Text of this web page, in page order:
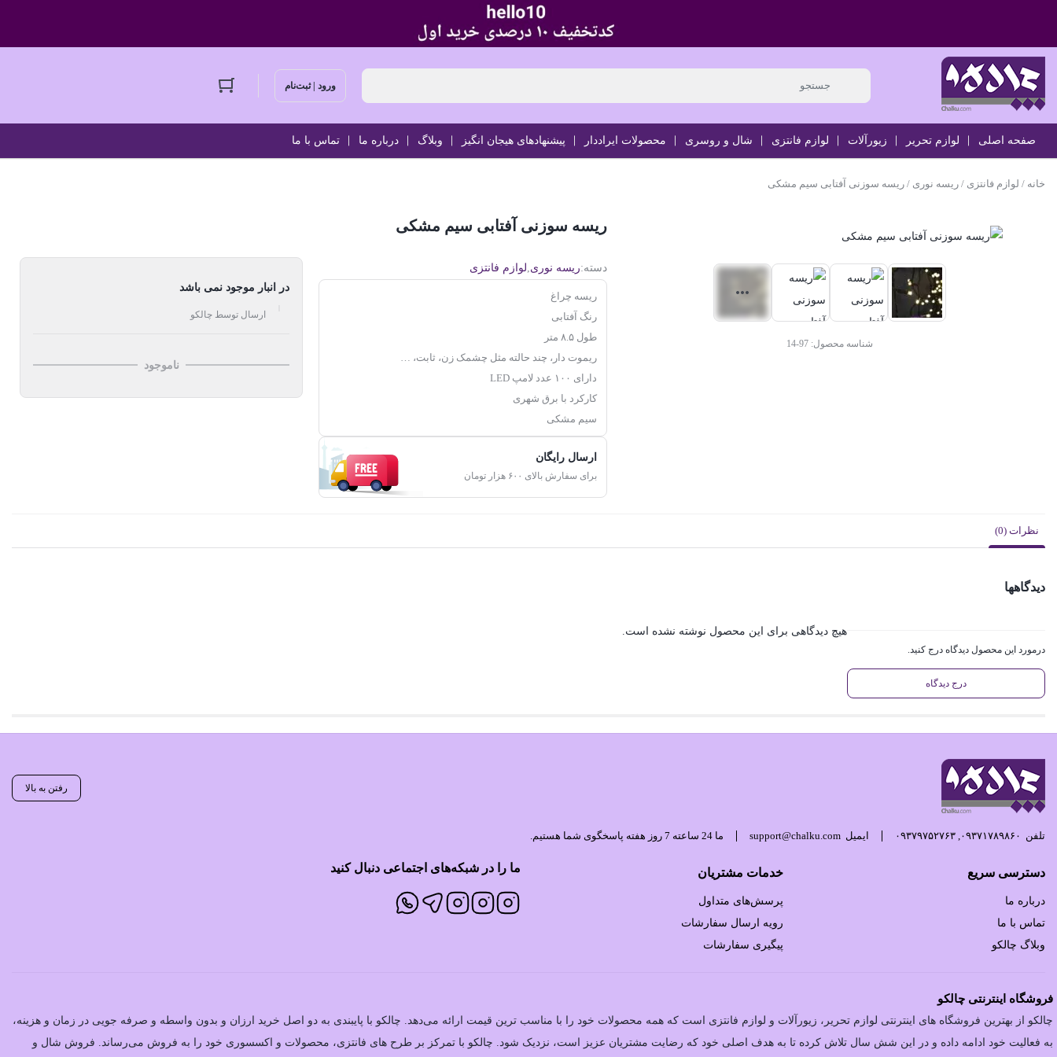
ورود | ثبت‌نام
صفحه اصلی لوازم تحریر زیورآلات لوازم فانتزی شال و روسری محصولات ایراددار پیشنهادهای هیجان انگیز وبلاگ درباره ما تماس با ما
خانه / لوازم فانتزی / ریسه نوری / ریسه سوزنی آفتابی سیم مشکی
شناسه محصول: 97-14
ریسه سوزنی آفتابی سیم مشکی
دسته:ریسه نوری,لوازم فانتزی
ریسه چراغ
رنگ آفتابی
طول ۸.۵ متر
ریموت دار، چند حالته مثل چشمک زن، ثابت، …
دارای ۱۰۰ عدد لامپ LED
کارکرد با برق شهری
سیم مشکی
ارسال رایگان
برای سفارش بالای ۶۰۰ هزار تومان
در انبار موجود نمی باشد
ارسال توسط چالکو
ناموجود
نظرات (0)
دیدگاهها
درمورد این محصول دیدگاه درج کنید.
درج دیدگاه
هیچ دیدگاهی برای این محصول نوشته نشده است.
رفتن به بالا
تلفن ۰۹۳۷۱۷۸۹۸۶۰, ۰۹۳۷۹۷۵۲۷۶۳ ایمیل support@chalku.com ما 24 ساعته 7 روز هفته پاسخگوی شما هستیم.
دسترسی سریع
درباره ما
تماس با ما
وبلاگ چالکو
خدمات مشتریان
پرسش‌های متداول
رویه ارسال سفارشات
پیگیری سفارشات
ما را در شبکه‌های اجتماعی دنبال کنید
فروشگاه اینترنتی چالکو
چالکو از بهترین فروشگاه های اینترنتی لوازم تحریر، زیورآلات و لوازم فانتزی است که همه محصولات خود را با مناسب ترین قیمت ارائه می‌دهد. چالکو با پایبندی به دو اصل خرید ارزان‌ و بدون واسطه و صرفه جویی در زمان و هزینه،
به فعالیت خود ادامه داده و در این شش سال تلاش کرده تا به هدف اصلی خود که رضایت مشتریان عزیز است، نزدیک شود. چالکو با تمرکز بر طرح های فانتزی، محصولات و اکسسوری خود را به فروش می‌رساند. فروش شال و